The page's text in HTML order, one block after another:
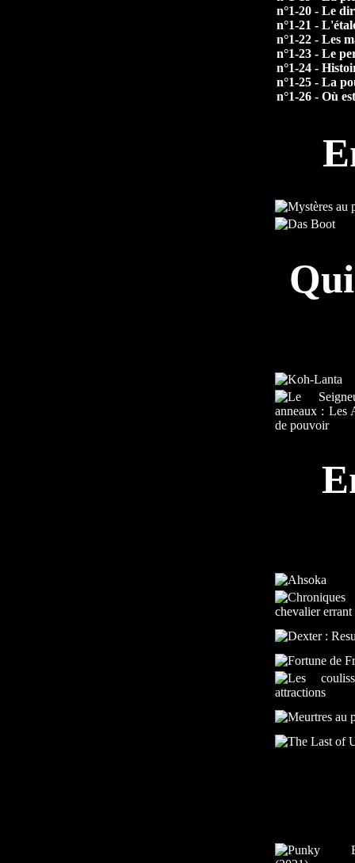
n°1-20 - Le
n°1-21 -
n°1-22 - Les
n°1-23 - Le
n°1-24 -
n°1-25 - La
n°1-26 - Où